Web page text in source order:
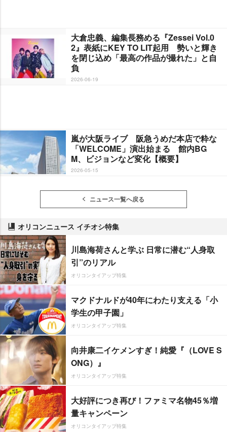
大倉忠義、編集長務める『Zessei Vol.0
2』表紙にKEY TO LIT起用 勢いと輝き
を閉じ込め「最高の作品が撮れた」と自
負
2026-06-19
嵐が大阪ライブ 阪急うめだ本店で粋な
「WELCOME」演出始まる 館内BG
M、ビジョンなど変化【概要】
2026-05-15
ニュース一覧へ戻る
オリコンニュース イチオシ特集
川島海荷さんと学ぶ 日常に潜む“人身取
引”のリアル
オリコンタイアップ特集
マクドナルドが40年にわたり支える「小
学生の甲子園」
オリコンタイアップ特集
向井康二イケメンすぎ！純愛『（LOVE S
ONG）』
オリコンタイアップ特集
大好評につき再び！ファミマ名物45％増
量キャンペーン
オリコンタイアップ特集